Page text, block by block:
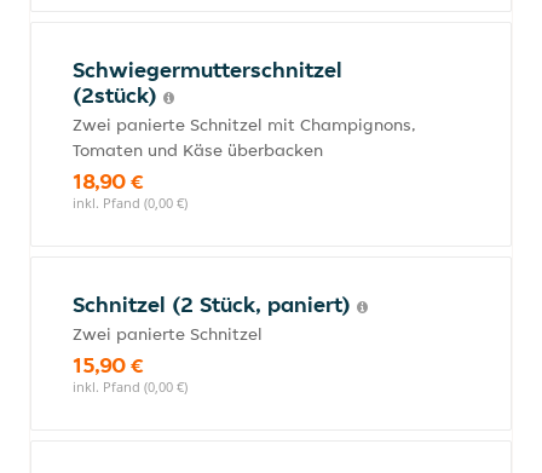
Schwiegermutterschnitzel
(2stück)
Zwei panierte Schnitzel mit Champignons,
Tomaten und Käse überbacken
18,90 €
inkl. Pfand (0,00 €)
Schnitzel (2 Stück, paniert)
Zwei panierte Schnitzel
15,90 €
inkl. Pfand (0,00 €)